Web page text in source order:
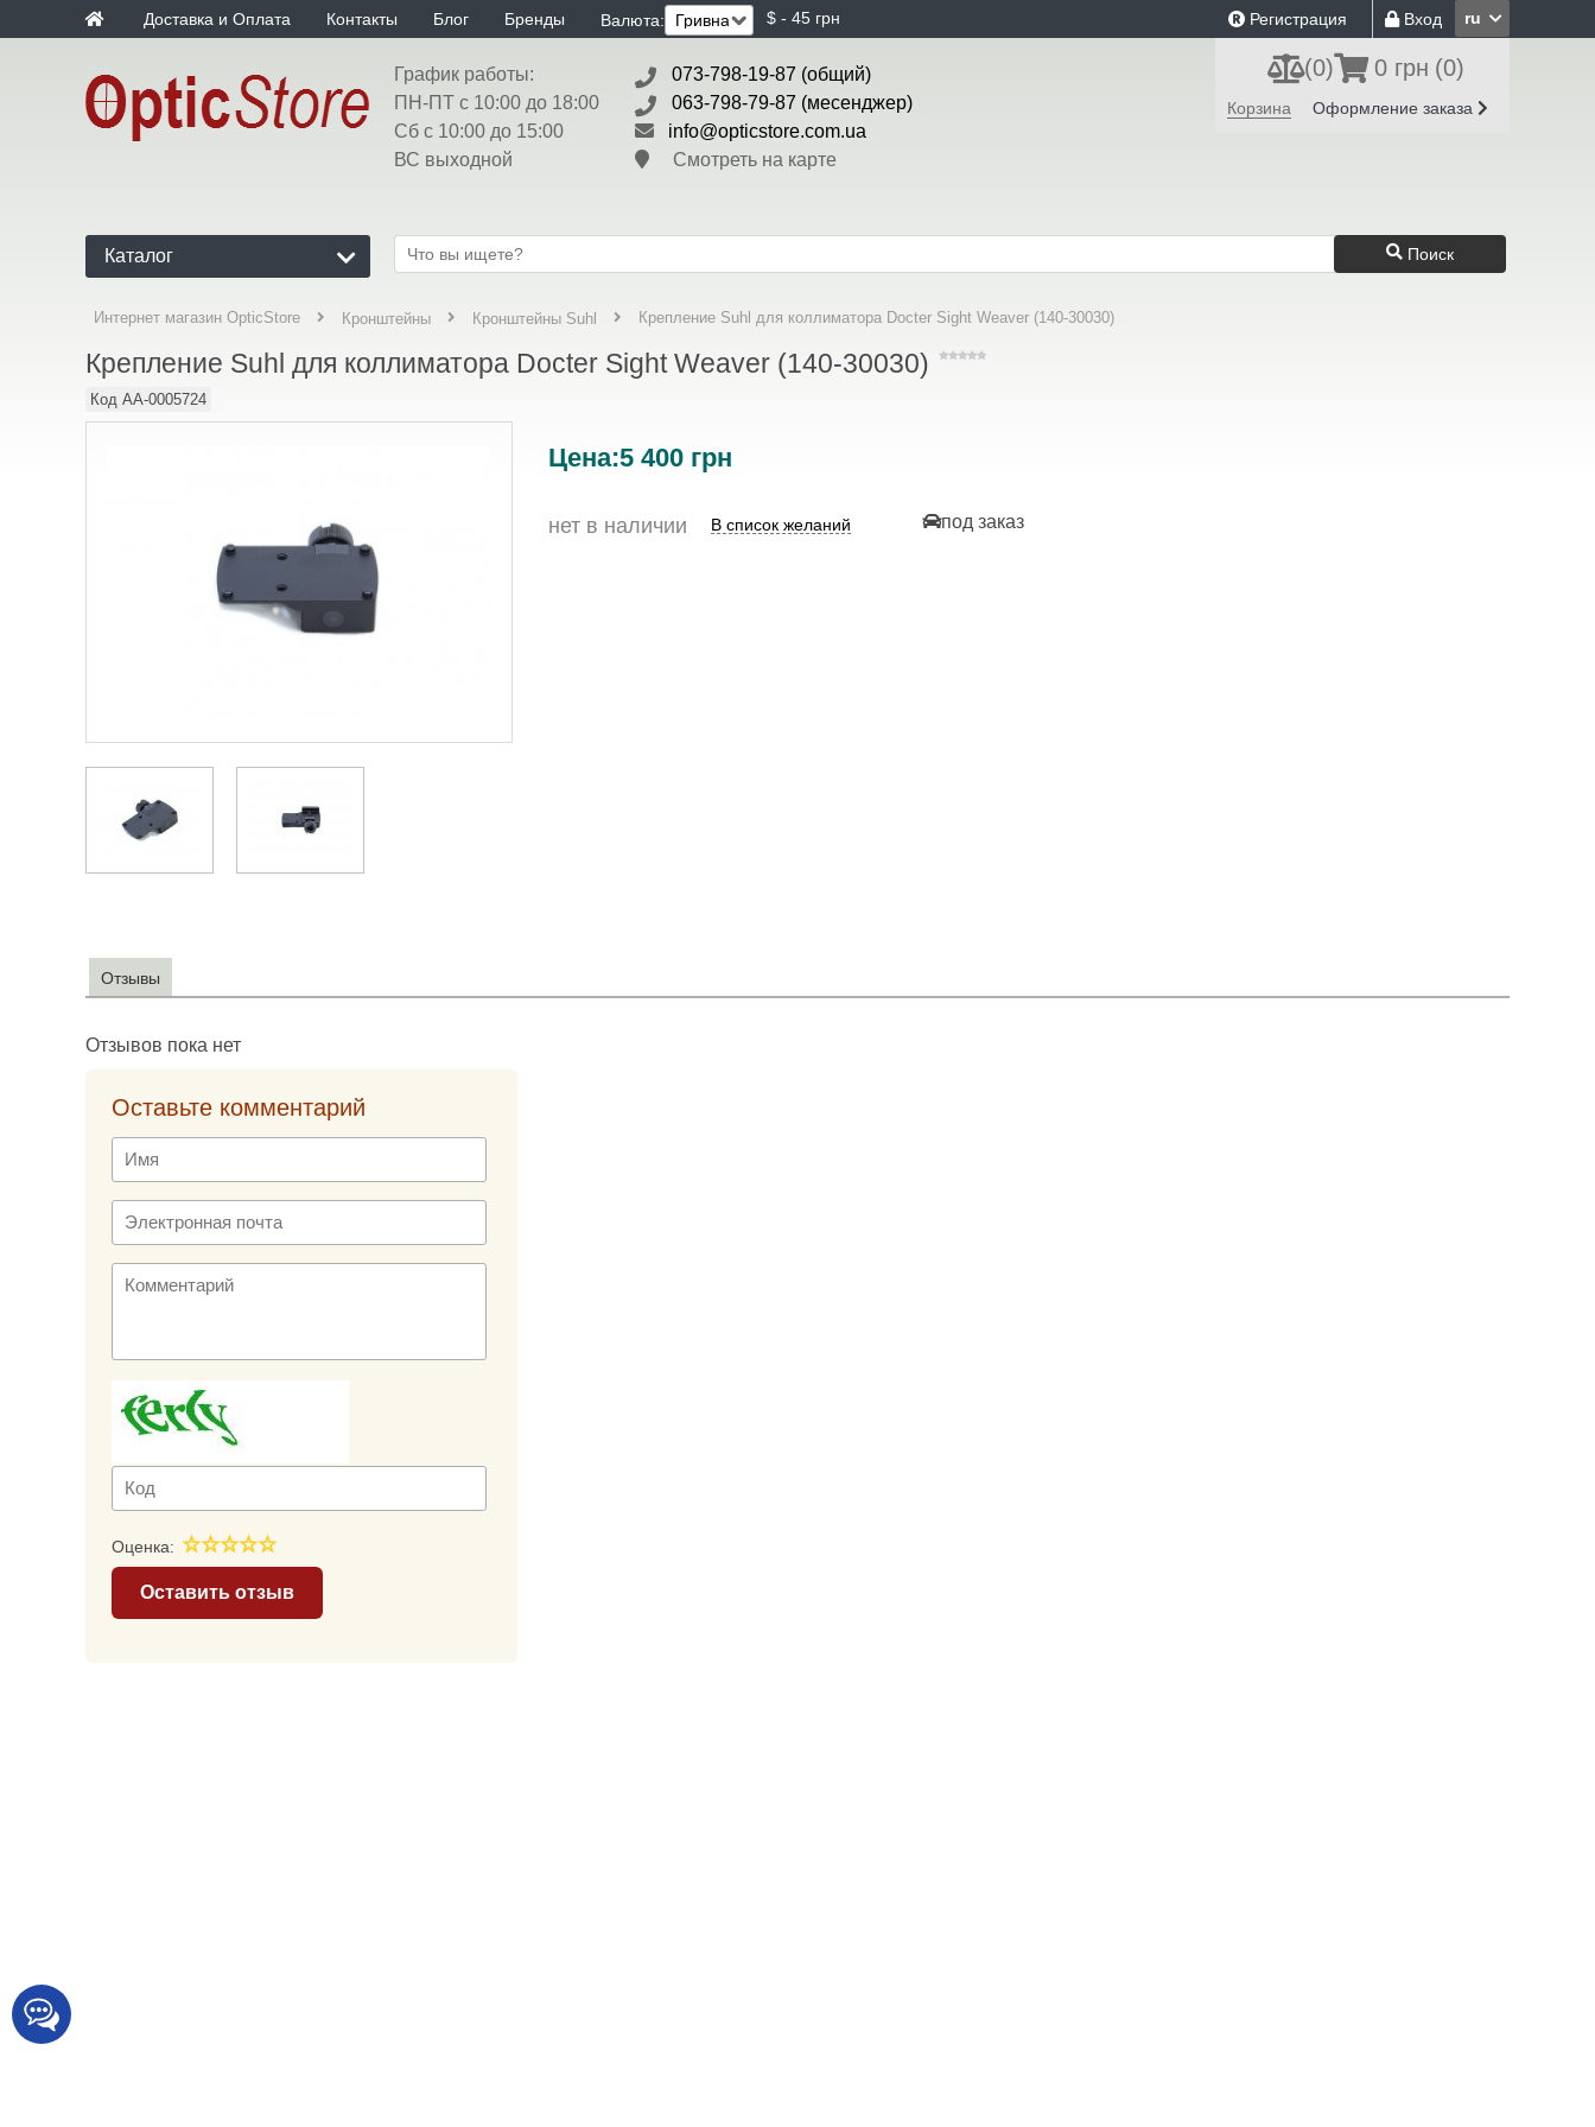
Доставка и Оплата Контакты Блог Бренды Валюта: $ - 45 грн ru
Вход
Регистрация
График работы:
ПН-ПТ с 10:00 до 18:00
Сб с 10:00 до 15:00
ВС выходной
073-798-19-87 (общий)
063-798-79-87 (месенджер)
info@opticstore.com.ua
Смотреть на карте
(0) 0 грн (0)
Корзина Оформление заказа
Каталог Поиск
Интернет магазин OpticStore Кронштейны Кронштейны Suhl Крепление Suhl для коллиматора Docter Sight Weaver (140-30030)
Крепление Suhl для коллиматора Docter Sight Weaver (140-30030)
Код AA-0005724
Цена:5 400 грн
нет в наличии В список желаний под заказ
Отзывы
Отзывов пока нет
Оставьте комментарий
Оценка:
Оставить отзыв